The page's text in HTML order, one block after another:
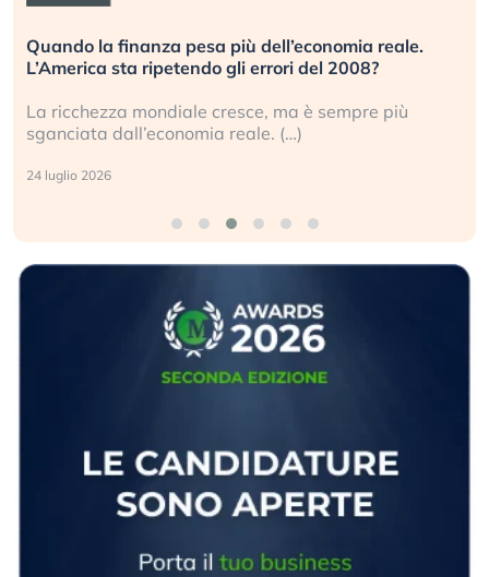
Quando la finanza pesa più dell’economia reale.
L’America sta ripetendo gli errori del 2008?
La ricchezza mondiale cresce, ma è sempre più
sganciata dall’economia reale. (…)
24 luglio 2026